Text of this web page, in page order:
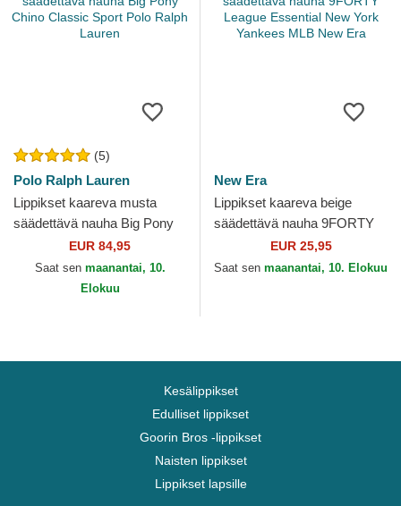
(5)
Polo Ralph Lauren
Lippikset kaareva musta
säädettävä nauha Big Pony
Chino Classic Sport Polo
Ralph Lauren
EUR 84,95
Saat sen maanantai, 10.
Elokuu
New Era
Lippikset kaareva beige
säädettävä nauha 9FORTY
League Essential New York
Yankees MLB New Era
EUR 25,95
Saat sen maanantai, 10. Elokuu
Kesälippikset
Edulliset lippikset
Goorin Bros -lippikset
Naisten lippikset
Lippikset lapsille